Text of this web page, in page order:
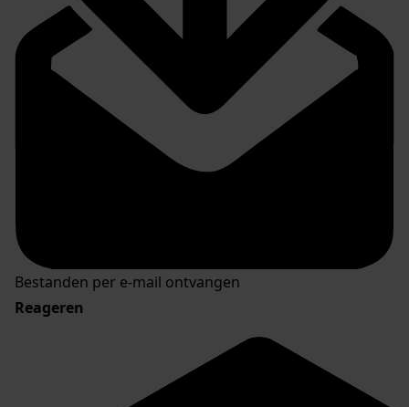
Bestanden per e-mail ontvangen
Reageren